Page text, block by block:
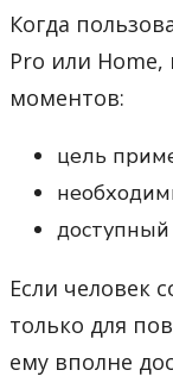
Когда
Pro или
моментов:
цель
Если человек
только для
ему вполне